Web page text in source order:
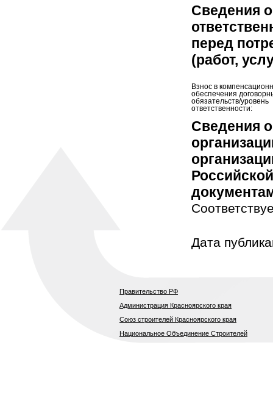
Сведения
перед
(работ,
Взнос в
обеспечения
обязательств/уровень
ответственности:
Сведения
Дата
Правительство РФ
Администрация Красноярского края
Союз строителей Красноярского края
Национальное Объединение Строителей